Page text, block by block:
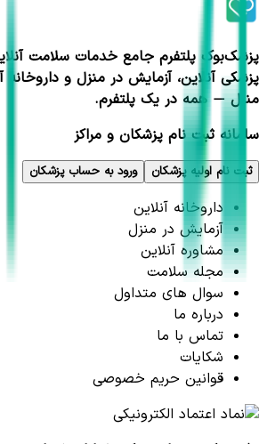
پزشک‌بوک پلتفرم جامع خدمات سلامت
پزشکی آنلاین، آزمایش در منزل و داروخانه
منزل — همه در یک پلتفرم.
سامانه ثبت نام پزشکان و مراکز
ثبت نام اولیه پزشکان ورود به حساب پزشکان
داروخانه آنلاین
آزمایش در منزل
مشاوره آنلاین
مجله سلامت
سوال های متداول
درباره ما
تماس با ما
شکایات
قوانین حریم خصوصی